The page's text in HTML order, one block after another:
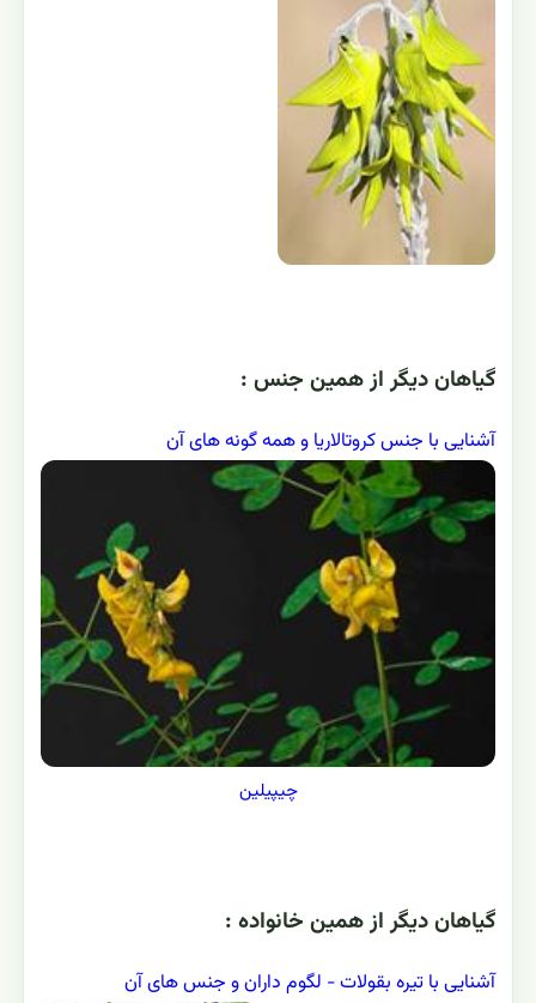
گياهان ديگر از همين جنس :
آشنایی با جنس کروتالاریا و همه گونه های آن
چیپیلین
گياهان ديگر از همين خانواده :
آشنایی با تیره بقولات - لگوم داران و جنس های آن